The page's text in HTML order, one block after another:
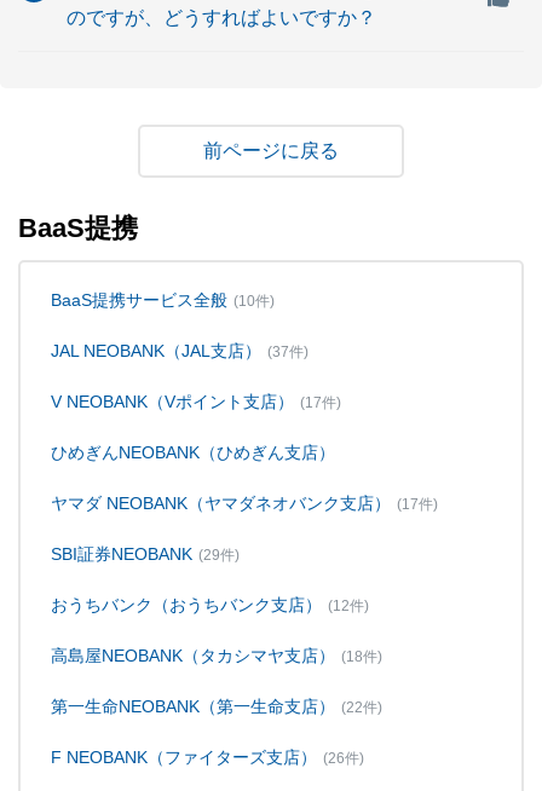
のですが、どうすればよいですか？
戻る
BaaS提携
BaaS提携サービス全般 (10件)
JAL NEOBANK（JAL支店） (37件)
V NEOBANK（Vポイント支店） (17件)
ひめぎんNEOBANK（ひめぎん支店）
ヤマダ NEOBANK（ヤマダネオバンク支店） (17件)
SBI証券NEOBANK (29件)
おうちバンク（おうちバンク支店） (12件)
高島屋NEOBANK（タカシマヤ支店） (18件)
第一生命NEOBANK（第一生命支店） (22件)
F NEOBANK（ファイターズ支店） (26件)